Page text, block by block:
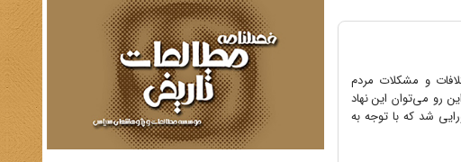
و مشکلات مردم
رو می‌توان این نهاد
شد که با توجه به